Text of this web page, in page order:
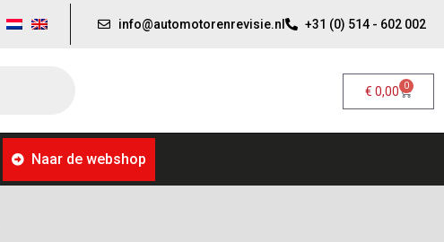
info@automotorenrevisie.nl +31 (0) 514 - 602 002
€ 0,00 0
Naar de webshop